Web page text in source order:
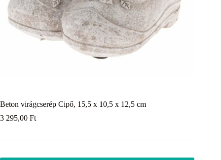
Beton virágcserép Cipő, 15,5 x 10,5 x 12,5 cm
3 295,00 Ft